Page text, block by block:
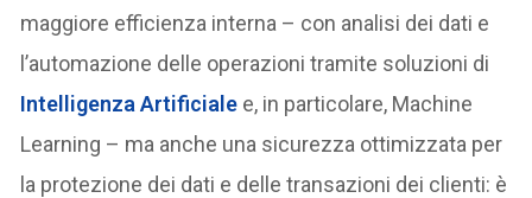
maggiore efficienza interna – con analisi dei dati e
l’automazione delle operazioni tramite soluzioni di
Intelligenza Artificiale e, in particolare, Machine
Learning – ma anche una sicurezza ottimizzata per
la protezione dei dati e delle transazioni dei clienti: è